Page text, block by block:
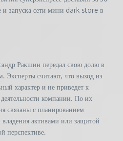
и запуска сети мини dark store в
Ракшин передал свою долю в
Эксперты считают, что выход из
характер и не приведет к
компании. По их
связаны с планированием
активами или защитой
перспективе.